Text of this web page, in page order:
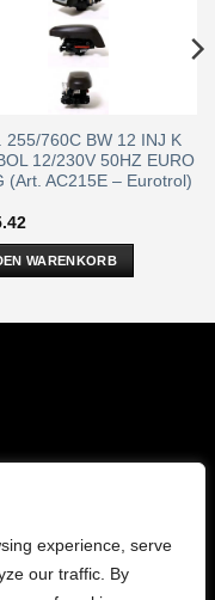
experience, serve
our traffic. By
255/760C BW 12 INJ K
12/230V 50HZ EURO
(Art. AC215E – Eurotrol)
WARENKORB